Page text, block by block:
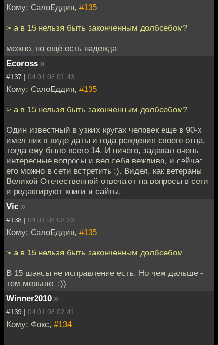
Кому: СалоЕддин, #135
> а в 15 нельзя быть законченным долбоебом?
можно, но ещё есть надежда
Ecoross »
#137 | 04.01.08 01:43
Кому: СалоЕддин, #135
> а в 15 нельзя быть законченным долбоебом?
Один известный в узких кругах человек еще в 90-х
имел ник в виде даты и года рождения своего отца,
тогда ему было всего 14. И ничего, задавал очень
интересные вопросы и вел себя вежливо, и сейчас
его можно в сети встретить :). Видел, как ветераны
Великой Отечественной отвечают на вопросы в сети
и редактируют книги и сайты.
Vic »
#138 | 04.01.08 02:23
Кому: СалоЕддин, #135
> а в 15 нельзя быть законченным долбоебом
В 15 шансы не исправление есть. Но чем дальше -
тем меньше. :))
Winner2010 »
#139 | 04.01.08 02:41
Кому: Фокс, #134